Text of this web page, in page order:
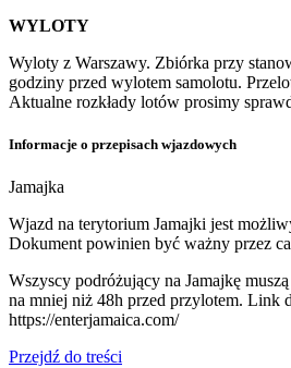
WYLOTY
Wyloty z Warszawy. Zbiórka przy
godziny przed wylotem samolotu.
Aktualne rozkłady lotów prosimy
Informacje o przepisach wjazdowych
Jamajka
Wjazd na terytorium Jamajki jest
Dokument powinien być ważny przez
Wszyscy podróżujący na Jamajkę
na mniej niż 48h przed przylotem. Link
https://enterjamaica.com/
Przejdź do treści